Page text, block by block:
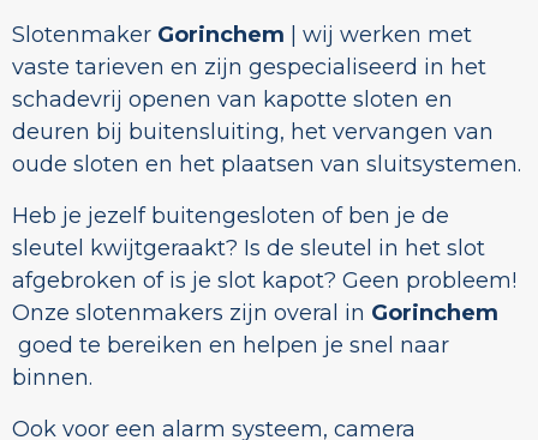
Slotenmaker Gorinchem
| wij werken met
vaste tarieven en zijn gespecialiseerd in het
schadevrij openen van kapotte sloten en
deuren bij buitensluiting, het vervangen van
oude sloten en het plaatsen van sluitsystemen.
Heb je jezelf buitengesloten of ben je de
sleutel kwijtgeraakt? Is de sleutel in het slot
afgebroken of is je slot kapot? Geen probleem!
Onze slotenmakers zijn overal in Gorinchem
goed te bereiken en helpen je snel naar
binnen.
Ook voor een alarm systeem, camera